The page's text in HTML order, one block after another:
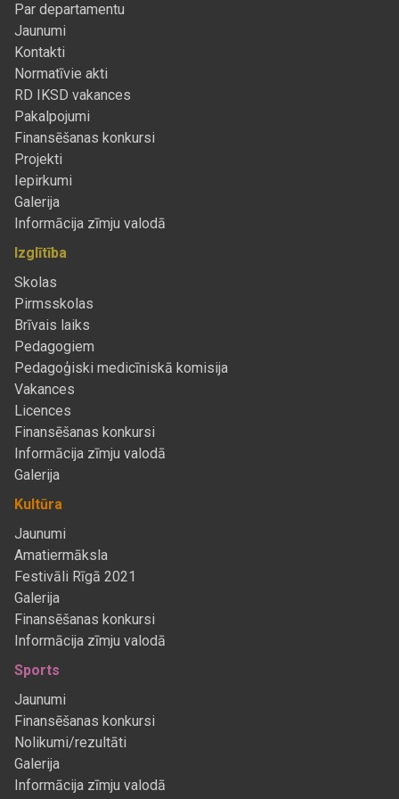
Par departamentu
Jaunumi
Kontakti
Normatīvie akti
RD IKSD vakances
Pakalpojumi
Finansēšanas konkursi
Projekti
Iepirkumi
Galerija
Informācija zīmju valodā
Izglītība
Skolas
Pirmsskolas
Brīvais laiks
Pedagogiem
Pedagoģiski medicīniskā komisija
Vakances
Licences
Finansēšanas konkursi
Informācija zīmju valodā
Galerija
Kultūra
Jaunumi
Amatiermāksla
Festivāli Rīgā 2021
Galerija
Finansēšanas konkursi
Informācija zīmju valodā
Sports
Jaunumi
Finansēšanas konkursi
Nolikumi/rezultāti
Galerija
Informācija zīmju valodā